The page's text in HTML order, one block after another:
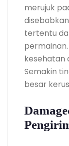
merujuk
tertentu
kesehatan
Semakin
besar